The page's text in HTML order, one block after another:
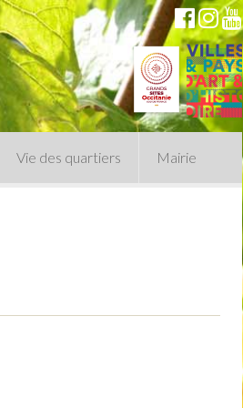
Vie des quartiers Mairie